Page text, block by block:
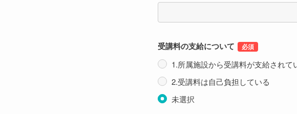
受講料の支給について
1.所属施設から受講料が支給されて
2.受講料は自己負担している
未選択